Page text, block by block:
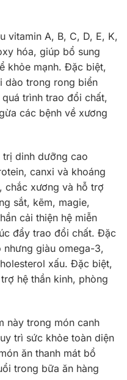
vitamin A, B, C, D, E, K,
hóa, giúp bổ sung
khỏe mạnh. Đặc biệt,
dào trong rong biển
trình trao đổi chất,
các bệnh về xương
dinh dưỡng cao
canxi và khoáng
chắc xương và hỗ trợ
sắt, kẽm, magie,
cải thiện hệ miễn
đẩy trao đổi chất. Đặc
giàu omega-3,
xấu. Đặc biệt,
hệ thần kinh, phòng
này trong món canh
trì sức khỏe toàn diện
ăn thanh mát bổ
trong bữa ăn hàng